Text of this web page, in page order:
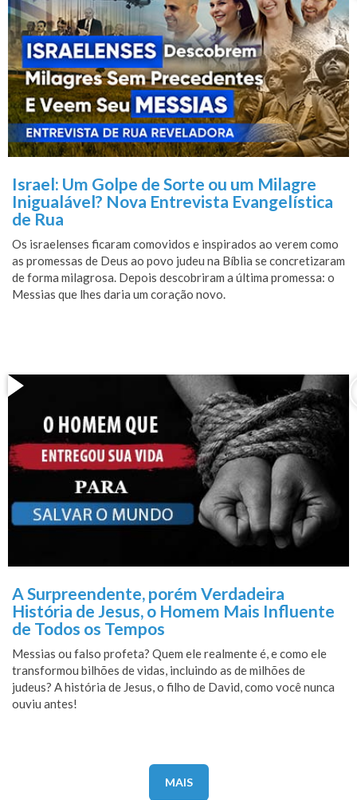
Israel: Um Golpe de Sorte ou um Milagre
Inigualável? Nova Entrevista Evangelística
de Rua
Os israelenses ficaram comovidos e inspirados ao verem como
as promessas de Deus ao povo judeu na Bíblia se concretizaram
de forma milagrosa. Depois descobriram a última promessa: o
Messias que lhes daria um coração novo.
A Surpreendente, porém Verdadeira
História de Jesus, o Homem Mais Influente
de Todos os Tempos
Messias ou falso profeta? Quem ele realmente é, e como ele
transformou bilhões de vidas, incluindo as de milhões de
judeus? A história de Jesus, o filho de David, como você nunca
ouviu antes!
MAIS